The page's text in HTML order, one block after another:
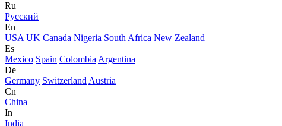
Ru
Русский
En
USA UK Canada Nigeria South Africa New Zealand
Es
Mexico Spain Colombia Argentina
De
Germany Switzerland Austria
Cn
China
In
India